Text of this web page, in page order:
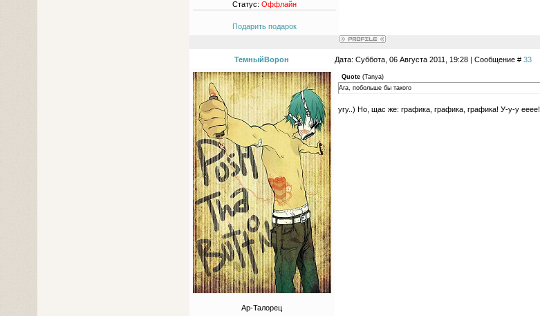
Статус: Оффлайн
Подарить подарок
ТемныйВорон Дата: Суббота, 06 Августа 2011, 19:28 | Сообщение # 33
Ар-Талорец
Quote(Tanya)
Ага, побольше бы такого
угу..) Но, щас же: графика, графика, графика! У-у-у ееее!